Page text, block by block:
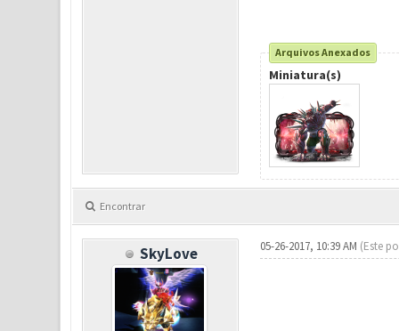
Arquivos Anexados
Miniatura(s)
Encontrar
SkyLove 05-26-2017, 10:39 AM (Este